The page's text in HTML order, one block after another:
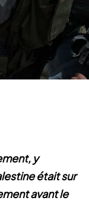
y
était sur
avant le